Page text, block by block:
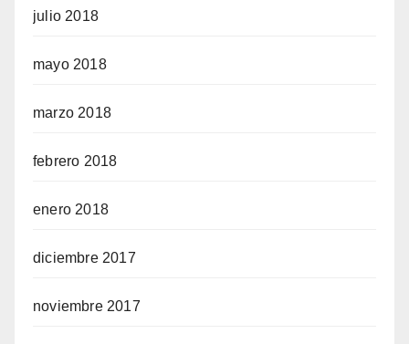
julio 2018
mayo 2018
marzo 2018
febrero 2018
enero 2018
diciembre 2017
noviembre 2017